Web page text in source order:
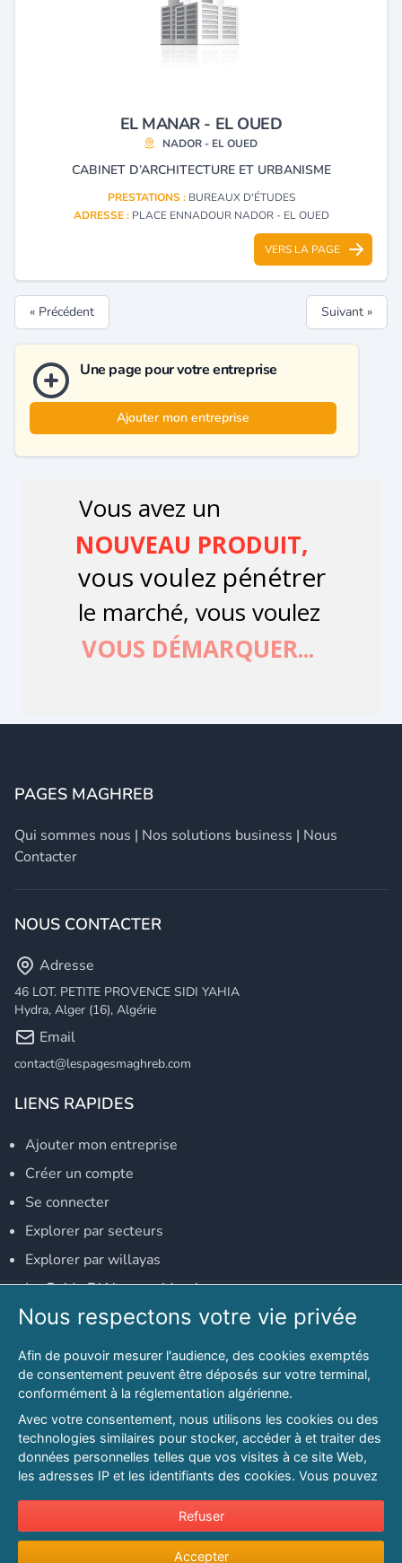
EL MANAR - EL OUED
NADOR - EL OUED
CABINET D’ARCHITECTURE ET URBANISME
PRESTATIONS : BUREAUX D'ÉTUDES
ADRESSE : PLACE ENNADOUR NADOR - EL OUED
VERS LA PAGE
« Précédent Suivant »
Une page pour votre entreprise
Ajouter mon entreprise
PAGES MAGHREB
Qui sommes nous | Nos solutions business | Nous
Contacter
NOUS CONTACTER
Adresse
46 LOT. PETITE PROVENCE SIDI YAHIA
Hydra, Alger (16), Algérie
Email
contact@lespagesmaghreb.com
LIENS RAPIDES
Ajouter mon entreprise
Créer un compte
Se connecter
Explorer par secteurs
Explorer par willayas
Le Guide D'Alger, guide-alger.com
NOS RÉSEAUX SOCIAUX
Notre page Facebook
Notre page LinkedIn
Notre page Instagram
Notre page Twitter
© 2026 PAGESMAGHREB.COM. ALL RIGHTS RESERVED
Conditions générales d'utilisation
Nous respectons votre vie privée
Afin de pouvoir mesurer l'audience, des cookies exemptés
de consentement peuvent être déposés sur votre terminal,
conformément à la réglementation algérienne.
Avec votre consentement, nous utilisons les cookies ou des
technologies similaires pour stocker, accéder à et traiter des
données personnelles telles que vos visites à ce site Web,
les adresses IP et les identifiants des cookies. Vous pouvez
sur l'intérêt légitime à tout moment en cliquant sur « Refuser
».
Pour en savoir plus sur notre politique en matière de cookies
Refuser
Accepter